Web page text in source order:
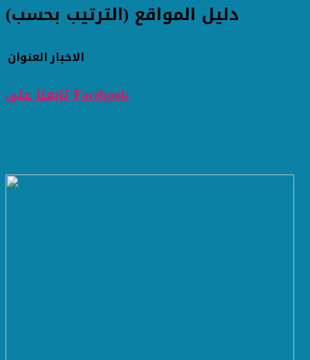
دليل المواقع (الترتيب بحسب)
العنوانالاخبار
تابعنا على Facebook